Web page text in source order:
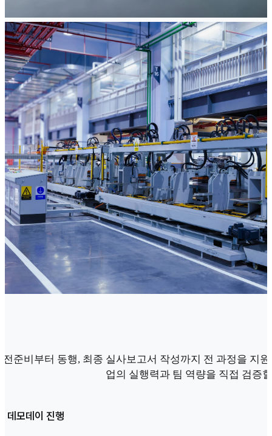
준비부터 동행, 최종 실사보고서 작성까지 전 과정을 지
업의 실행력과 팀 역량을 직접 검증
모데이 진행